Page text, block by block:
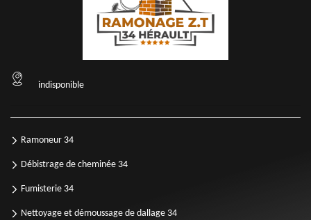
indisponible
Ramoneur 34
Débistrage de cheminée 34
Fumisterie 34
Nettoyage et démoussage de dallage 34